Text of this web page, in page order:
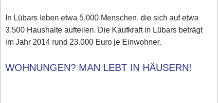
In Lübars leben etwa 5.000 Menschen, die sich auf etwa
3.500 Haushalte aufteilen. Die Kaufkraft in Lübars beträgt
im Jahr 2014 rund 23.000 Euro je Einwohner.
WOHNUNGEN? MAN LEBT IN HÄUSERN!